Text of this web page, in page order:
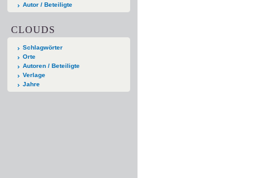
Autor / Beteiligte
CLOUDS
Schlagwörter
Orte
Autoren / Beteiligte
Verlage
Jahre